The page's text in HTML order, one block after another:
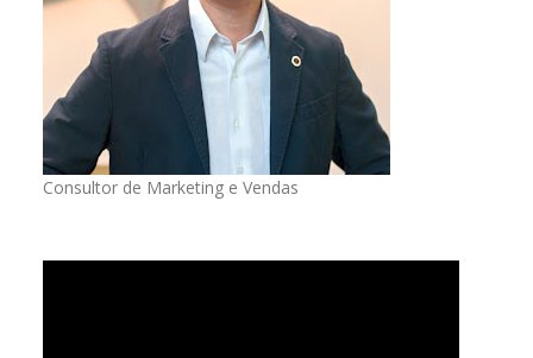
Consultor de Marketing e Vendas